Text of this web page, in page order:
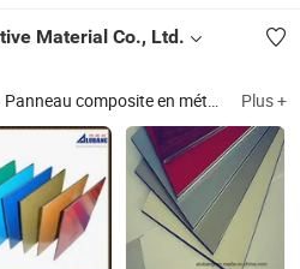
Material Co., Ltd.
Panneau composite en métal ; Panneau en nid d'abeille en métal ; Bobine d'aluminium laqué Plus +